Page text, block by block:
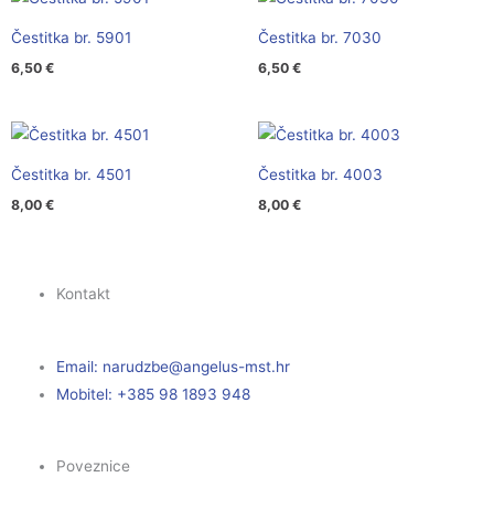
Čestitka br. 5901
6,50 €
Čestitka br. 7030
6,50 €
Čestitka br. 4501
8,00 €
Čestitka br. 4003
8,00 €
Kontakt
Email: rh.tsm-sulegna
@ebzduran
Mobitel: +385 98 1893 948
Poveznice